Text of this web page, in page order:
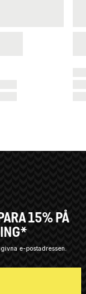
15% PÅ
e-postadressen.